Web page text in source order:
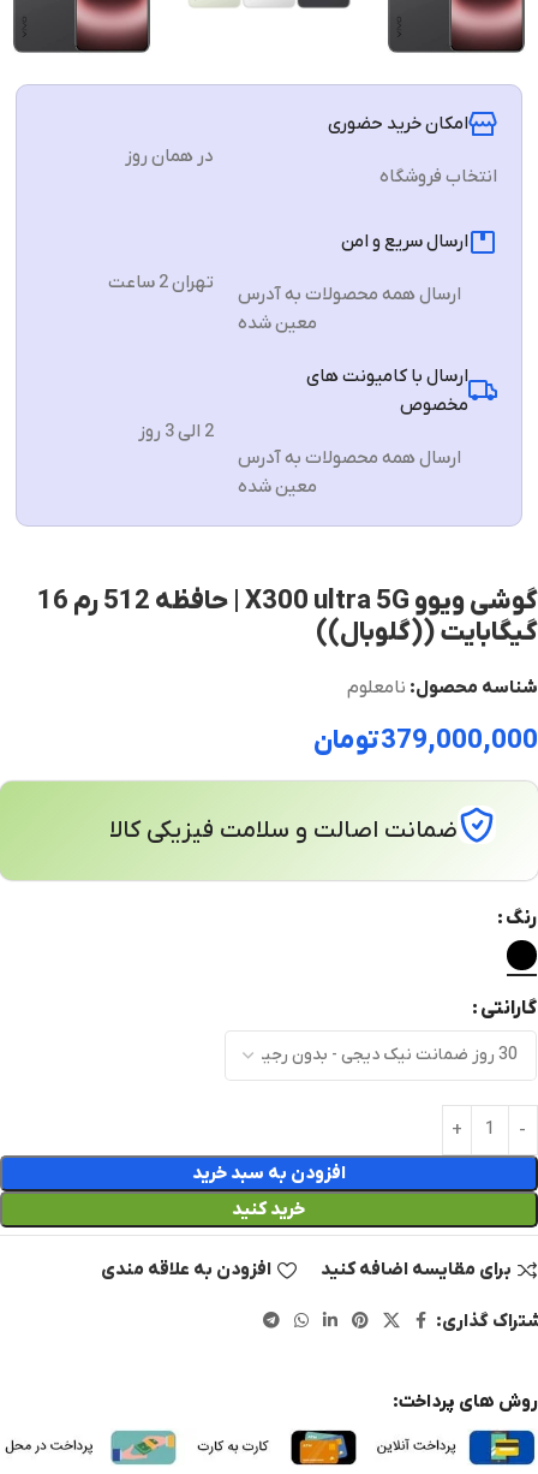
امکان خرید حضوری
انتخاب فروشگاه
در همان روز
ارسال سریع و امن
ارسال همه محصولات به آدرس
معین شده
تهران 2 ساعت
ارسال با کامیونت های
مخصوص
ارسال همه محصولات به آدرس
معین شده
2 الی 3 روز
گوشی ویوو X300 ultra 5G | حافظه 512 رم 16
گیگابایت ((گلوبال))
شناسه محصول: نامعلوم
379,000,000تومان
ضمانت اصالت و سلامت فیزیکی کالا
رنگ
گارانتی
افزودن به سبد خرید
خرید کنید
برای مقایسه اضافه کنید افزودن به علاقه مندی
گذاری:
روش های پرداخت: